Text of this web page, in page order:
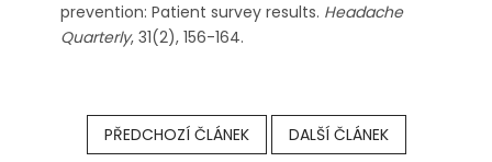
prevention: Patient survey results. Headache
Quarterly, 31(2), 156-164.
PŘEDCHOZÍ ČLÁNEK DALŠÍ ČLÁNEK